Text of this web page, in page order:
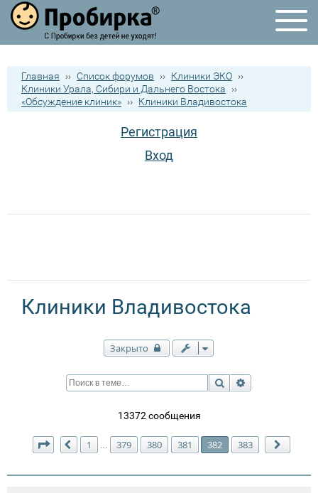
Главная ›› Список форумов ›› Клиники ЭКО ››
Клиники Урала, Сибири и Дальнего Востока
››
«Обсуждение клиник» ›› Клиники Владивостока
Регистрация
Вход
Клиники Владивостока
Закрыто
Поиск
13372 сообщения
Страница 382 из383
Пред.
1 … 379 380 381 382 383